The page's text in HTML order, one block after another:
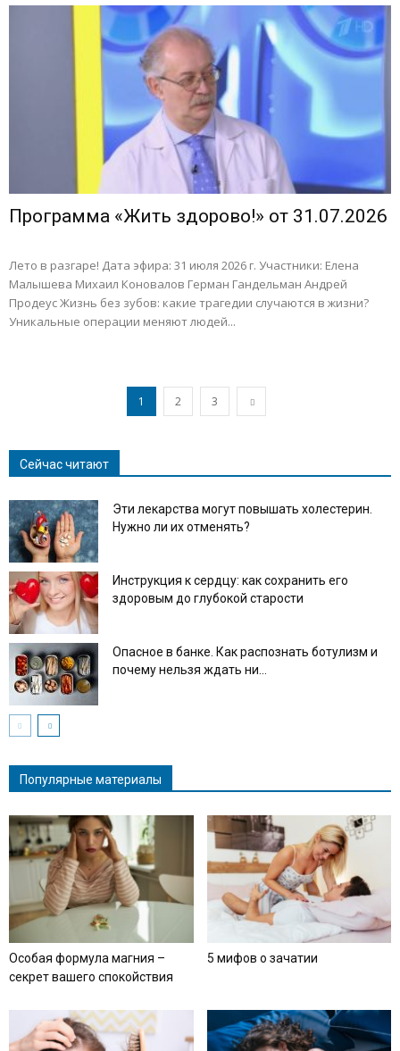
Программа «Жить здорово!» от 31.07.2026
Лето в разгаре! Дата эфира: 31 июля 2026 г. Участники: Елена
Малышева Михаил Коновалов Герман Гандельман Андрей
Продеус Жизнь без зубов: какие трагедии случаются в жизни?
Уникальные операции меняют людей...
1 2 3
Сейчас читают
Эти лекарства могут повышать холестерин.
Нужно ли их отменять?
Инструкция к сердцу: как сохранить его
здоровым до глубокой старости
Опасное в банке. Как распознать ботулизм и
почему нельзя ждать ни...
Популярные материалы
Особая формула магния –
секрет вашего спокойствия
5 мифов о зачатии